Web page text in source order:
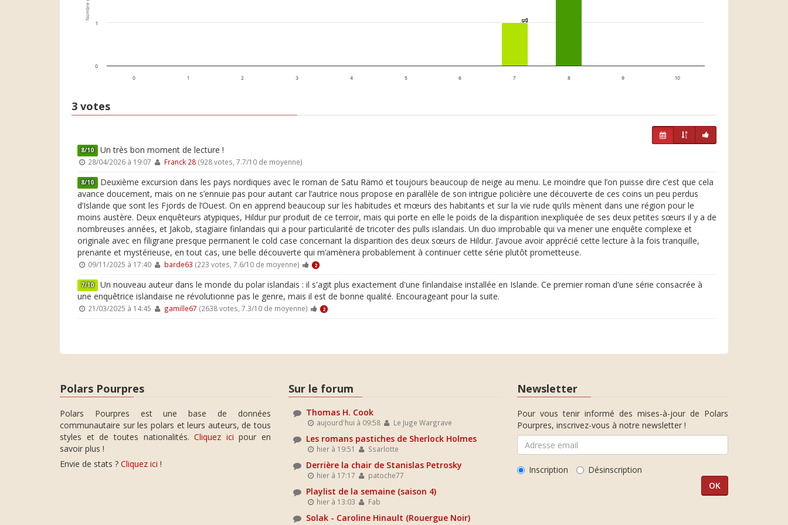
1
1
0 1 2 3 4 5 6 7 8 9 10
0
1
3 votes
8/10 Un très bon moment de lecture !
28/04/2026 à 19:07 Franck 28(928 votes, 7.7/10 de moyenne)
8/10 Deuxième excursion dans les pays nordiques avec le roman de Satu Rämö et toujours beaucoup de neige au menu. Le moindre que l’on puisse dire c’est que cela
avance doucement, mais on ne s’ennuie pas pour autant car l’autrice nous propose en parallèle de son intrigue policière une découverte de ces coins un peu perdus
d’Islande que sont les Fjords de l’Ouest. On en apprend beaucoup sur les habitudes et mœurs des habitants et sur la vie rude qu’ils mènent dans une région pour le
moins austère. Deux enquêteurs atypiques, Hildur pur produit de ce terroir, mais qui porte en elle le poids de la disparition inexpliquée de ses deux petites sœurs il y a de
nombreuses années, et Jakob, stagiaire finlandais qui a pour particularité de tricoter des pulls islandais. Un duo improbable qui va mener une enquête complexe et
originale avec en filigrane presque permanent le cold case concernant la disparition des deux sœurs de Hildur. J’avoue avoir apprécié cette lecture à la fois tranquille,
prenante et mystérieuse, en tout cas, une belle découverte qui m’amènera probablement à continuer cette série plutôt prometteuse.
09/11/2025 à 17:40 barde63 (223 votes, 7.6/10 de moyenne) 2
7/10 Un nouveau auteur dans le monde du polar islandais : il s'agit plus exactement d'une finlandaise installée en Islande. Ce premier roman d'une série consacrée à
une enquêtrice islandaise ne révolutionne pas le genre, mais il est de bonne qualité. Encourageant pour la suite.
21/03/2025 à 14:45 gamille67 (2638 votes, 7.3/10 de moyenne) 2
Polars Pourpres
Polars Pourpres est une base de données
communautaire sur les polars et leurs auteurs, de tous
styles et de toutes nationalités.Cliquez ici pour en
savoir plus !
Envie de stats ? Cliquez ici !
Sur le forum
Thomas H. Cook
aujourd'hui à 09:58 Le Juge Wargrave
Les romans pastiches de Sherlock Holmes
hier à 19:51 Ssarlotte
Derrière la chair de Stanislas Petrosky
hier à 17:17 patoche77
Playlist de la semaine (saison 4)
hier à 13:03 Fab
Solak - Caroline Hinault (Rouergue Noir)
Newsletter
Pour vous tenir informé des mises-à-jour de Polars
Pourpres, inscrivez-vous à notre newsletter !
Inscription Désinscription